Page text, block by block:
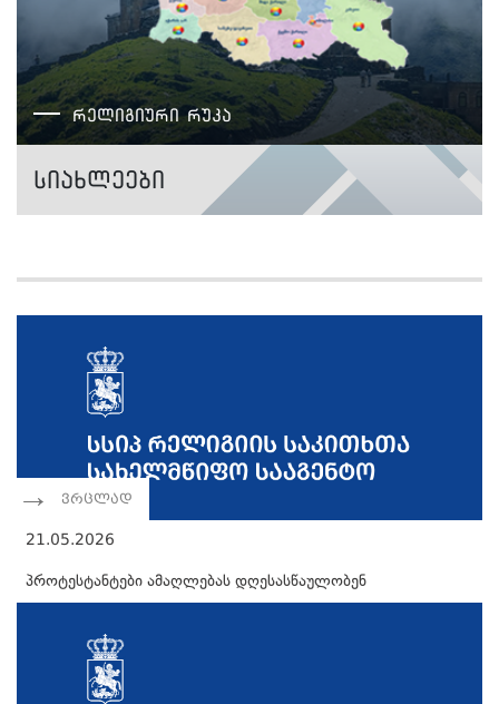
რელიგიური რუკა
სიახლეები
ვრცლად
21.05.2026
პროტესტანტები ამაღლებას დღესასწაულობენ